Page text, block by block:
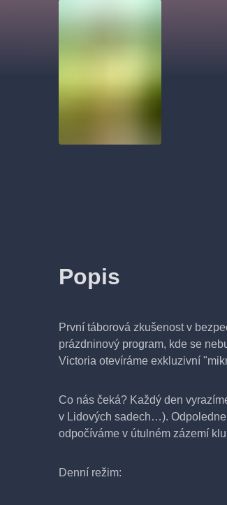
Popis
První táborová zkušenost v
prázdninový program, kde se
Victoria otevíráme exkluzivní
Co nás čeká? Každý den
v Lidových sadech…).
odpočíváme v útulném zázemí
Denní režim: